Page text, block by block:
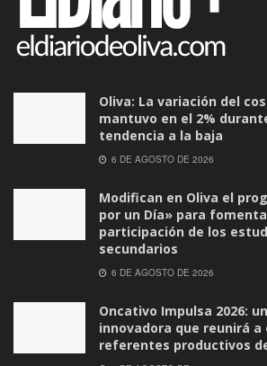
Oliva: La variación del
mantuvo en el 2%
tendencia a la baja
6 DE AGOSTO DE 2026
Modifican en Oliva el
por un Día» para
participación de los
secundarios
6 DE AGOSTO DE 2026
Oncativo Impulsa 2026:
innovadora que reunirá
referentes productivos